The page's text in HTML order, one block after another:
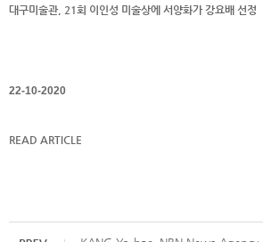
대구미술관, 21회 이인성 미술상에 서양화가 강요배 선정
22-10-2020
READ ARTICLE